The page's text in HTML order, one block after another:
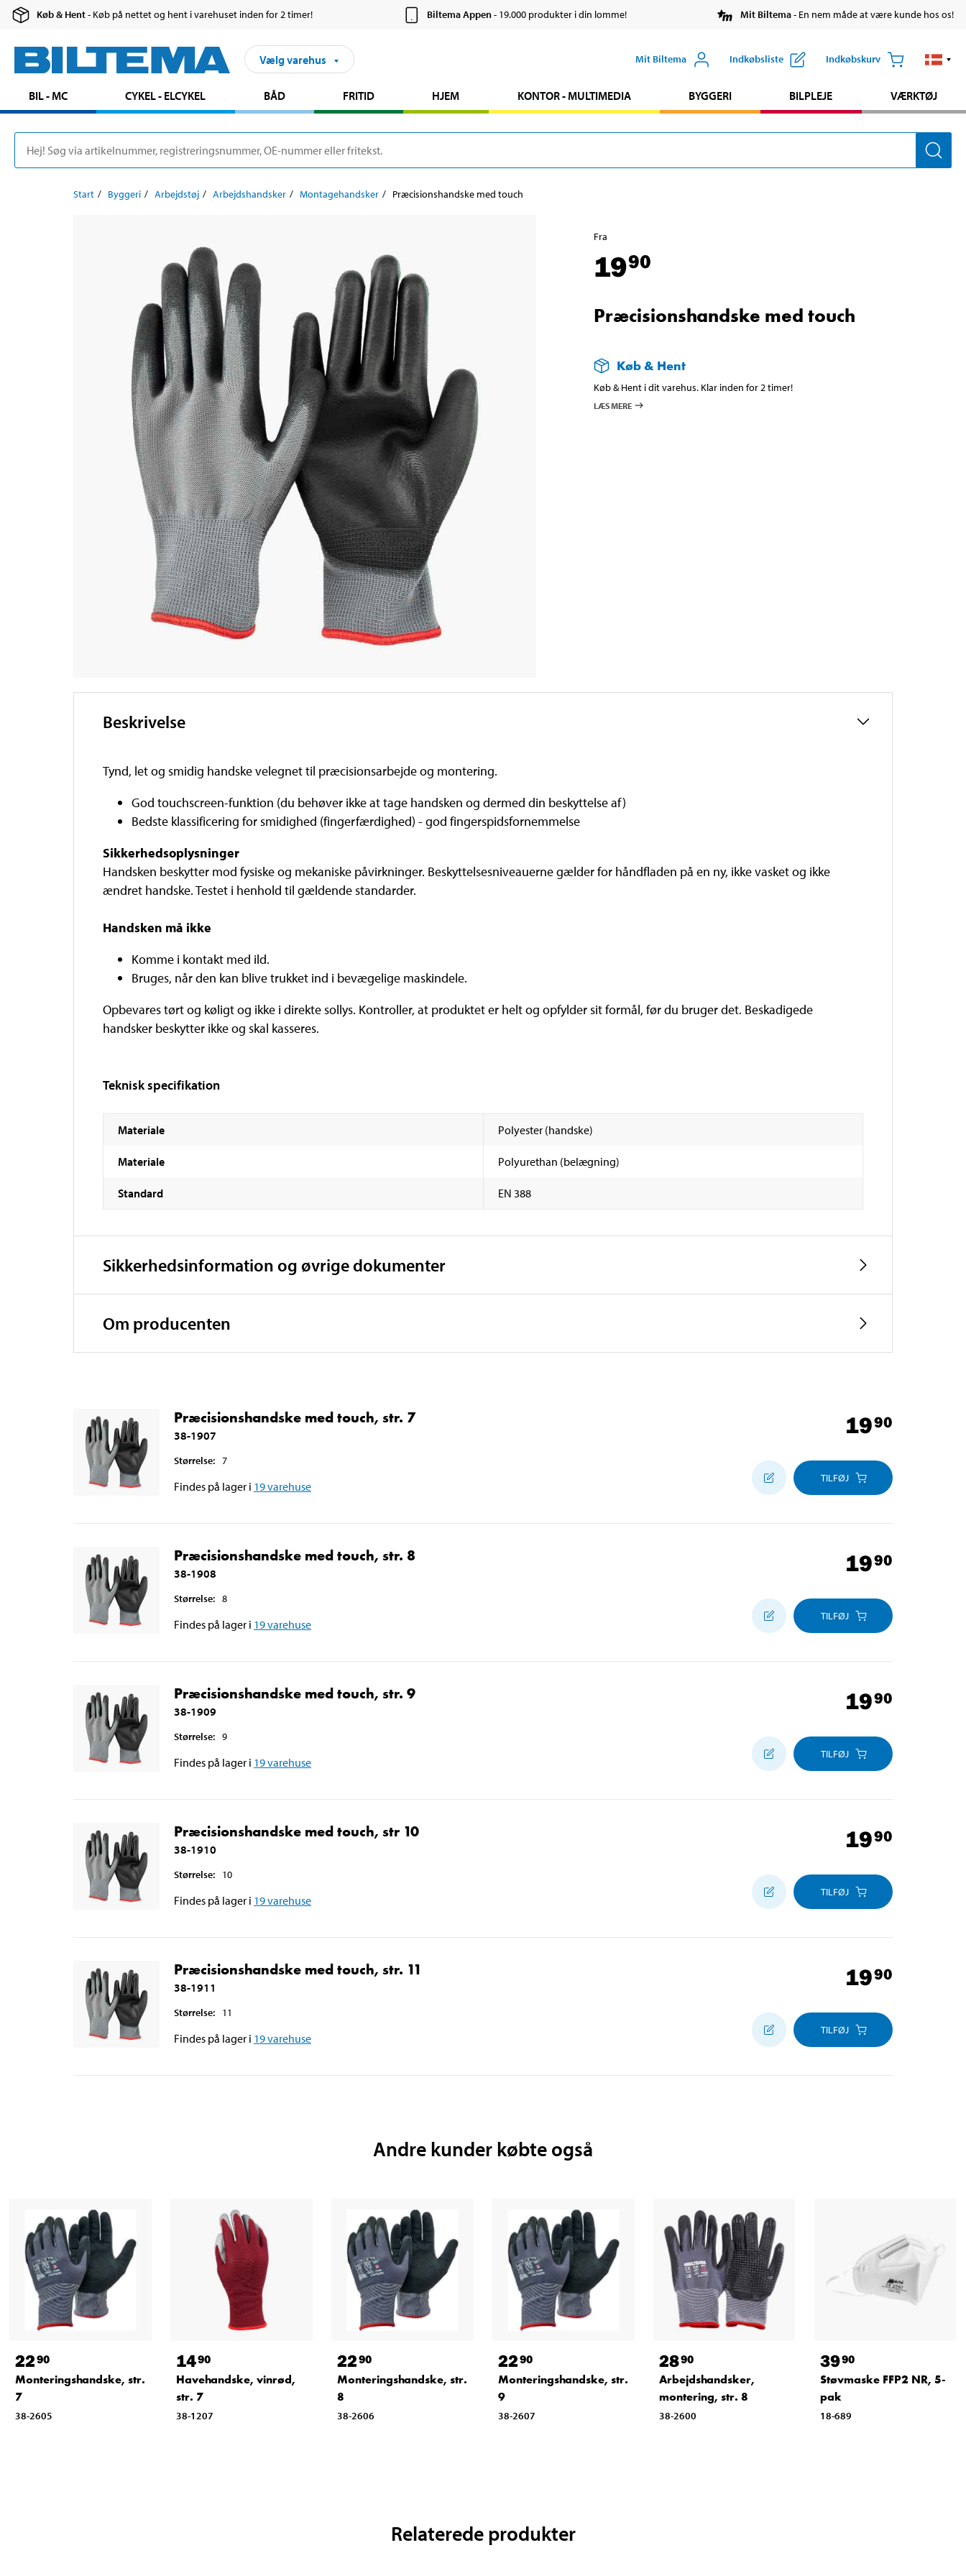
Køb & Hent- Køb på nettet og hent i varehuset inden for 2 timer! Biltema Appen- 19.000 produkter i din lomme! Mit Biltema- En nem måde at være kunde hos os!
Vælg varehus Mit Biltema Indkøbsliste Indkøbskurv
BIL - MC CYKEL - ELCYKEL BÅD FRITID HJEM KONTOR - MULTIMEDIA BYGGERI BILPLEJE VÆRKTØJ
Start Byggeri Arbejdstøj Arbejdshandsker Montagehandsker Præcisionshandske med touch
Fra
1990
Præcisionshandske med touch
Køb & Hent
Køb & Hent i dit varehus. Klar inden for 2 timer!
LÆS MERE
Beskrivelse
Tynd, let og smidig handske velegnet til præcisionsarbejde og montering.
God touchscreen-funktion (du behøver ikke at tage handsken og dermed din beskyttelse af)
Bedste klassificering for smidighed (fingerfærdighed) - god fingerspidsfornemmelse
Sikkerhedsoplysninger
Handsken beskytter mod fysiske og mekaniske påvirkninger. Beskyttelsesniveauerne gælder for håndfladen på en ny, ikke vasket og ikke
ændret handske. Testet i henhold til gældende standarder.
Handsken må ikke
Komme i kontakt med ild.
Bruges, når den kan blive trukket ind i bevægelige maskindele.
Opbevares tørt og køligt og ikke i direkte sollys. Kontroller, at produktet er helt og opfylder sit formål, før du bruger det. Beskadigede
handsker beskytter ikke og skal kasseres.
Teknisk specifikation
Materiale Polyester (handske)
Materiale Polyurethan (belægning)
Standard EN 388
Sikkerhedsinformation og øvrige dokumenter
Om producenten
Præcisionshandske med touch, str. 7
38-1907
Størrelse: 7
Findes på lager i 19varehuse
1990
TILFØJ
Præcisionshandske med touch, str. 8
38-1908
Størrelse: 8
Findes på lager i 19varehuse
1990
TILFØJ
Præcisionshandske med touch, str. 9
38-1909
Størrelse: 9
Findes på lager i 19varehuse
1990
TILFØJ
Præcisionshandske med touch, str 10
38-1910
Størrelse: 10
Findes på lager i 19varehuse
1990
TILFØJ
Præcisionshandske med touch, str. 11
38-1911
Størrelse: 11
Findes på lager i 19varehuse
1990
TILFØJ
Andre kunder købte også
2290
Monteringshandske, str.
7
38-2605
1490
Havehandske, vinrød,
str. 7
38-1207
2290
Monteringshandske, str.
8
38-2606
2290
Monteringshandske, str.
9
38-2607
2890
Arbejdshandsker,
montering, str. 8
38-2600
3990
Støvmaske FFP2 NR, 5-
pak
18-689
Relaterede produkter